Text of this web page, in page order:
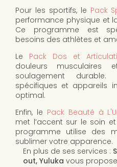
Pour les sportifs, le Pack
performance physique et
Ce programme est
besoins des athlètes et
Le Pack Dos et
douleurs musculaires
soulagement
spécifiques et appareils
optimal.
Enfin, le Pack Beauté à
met l’accent sur le soin
programme utilise des
sublimer votre apparence.
En plus de ses services :
out, Yuluka vous